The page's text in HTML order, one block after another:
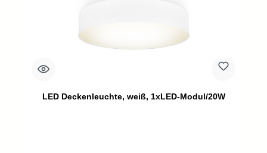
LED Deckenleuchte, weiß, 1xLED-Modul/20W